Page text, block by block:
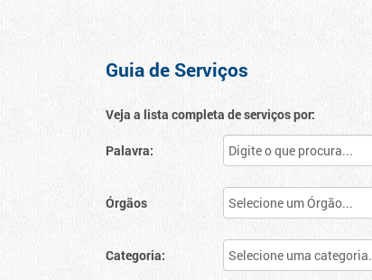
Guia de Serviços
Veja a lista completa de serviços por:
Palavra:
Órgãos
Categoria: